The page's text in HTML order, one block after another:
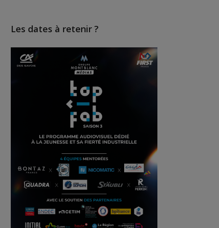
Les dates à retenir ?